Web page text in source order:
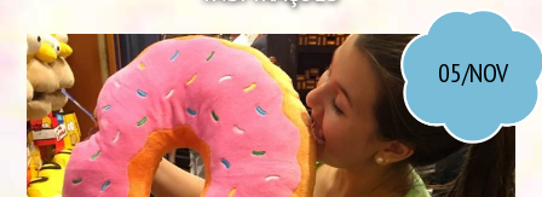
MORANDO JUNTOS
ORGANIZAÇÃO
PLAYLISTS
VIAGENS
05/NOV